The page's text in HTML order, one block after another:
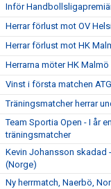
Inför
Herrar förlust mot OV
Herrar förlust mot HK
Herrarna möter HK Malmö
Vinst i första matchen
Träningsmatcher herrar
Team Sportia Open - I år
träningsmatcher
Kevin Johansson skadad
(Norge)
Ny herrmatch, Naerbö,